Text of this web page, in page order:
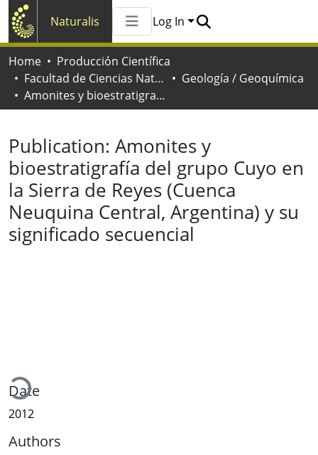
Naturalis
All of Naturalis
Log In
Home
Producción Científica
Facultad de Ciencias Naturales y Museo
Geología / Geoquímica
Amonites y bioestratigrafía del grupo Cuyo en la Sierra de Reyes (Cuenca Neuquina Central, Argentina) y su significado secuencial
Publication: Amonites y
bioestratigrafía del grupo Cuyo en
la Sierra de Reyes (Cuenca
Neuquina Central, Argentina) y su
significado secuencial
Date
2012
Authors